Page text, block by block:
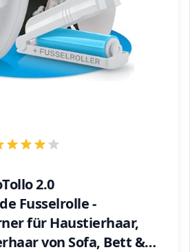
2.0
Fusselrolle -
für Haustierhaar,
von Sofa, Bett &